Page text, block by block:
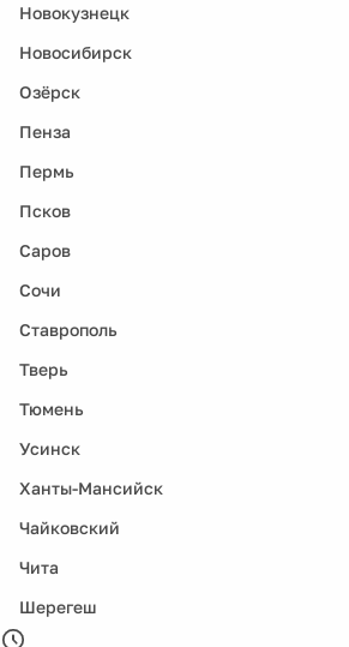
Новокузнецк
Новосибирск
Озёрск
Пенза
Пермь
Псков
Саров
Сочи
Ставрополь
Тверь
Тюмень
Усинск
Ханты-Мансийск
Чайковский
Чита
Шерегеш